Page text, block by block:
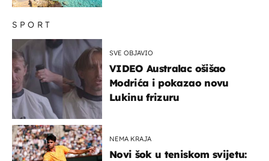
SPORT
SVE OBJAVIO
VIDEO Australac ošišao
Modrića i pokazao novu
Lukinu frizuru
NEMA KRAJA
Novi šok u teniskom svijetu: